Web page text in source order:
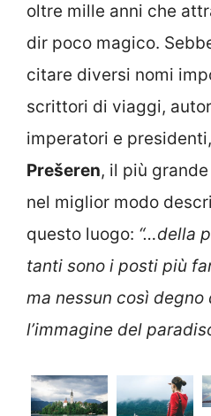
oltre mille anni che
dir poco magico.
citare diversi nomi
scrittori di viaggi,
imperatori e
Prešeren, il più
nel miglior modo
questo luogo: “…della
tanti sono i posti più
ma nessun così
l’immagine del